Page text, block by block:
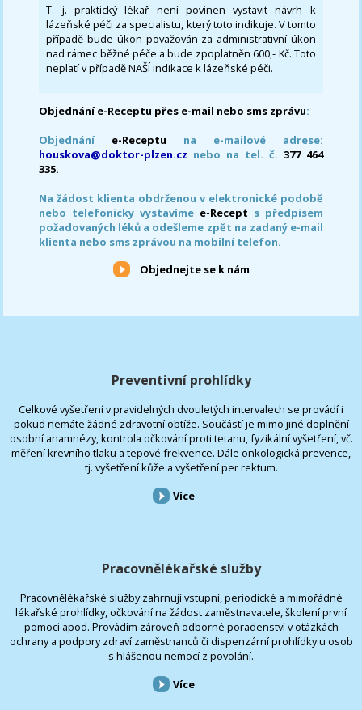
T. j. praktický lékař není povinen vystavit návrh k
lázeňské péči za specialistu, který toto indikuje. V tomto
případě bude úkon považován za administrativní úkon
nad rámec běžné péče a bude zpoplatněn 600,- Kč. Toto
neplatí v případě NAŠÍ indikace k lázeňské péči.
Objednání e-Receptu přes e-mail nebo sms zprávu:
Objednání e-Receptu na e-mailové adrese:
houskova@doktor-plzen.cz nebo na tel. č. 377 464
335.
Na žádost klienta obdrženou v elektronické podobě
nebo telefonicky vystavíme e-Recept s předpisem
požadovaných léků a odešleme zpět na zadaný e-mail
klienta nebo sms zprávou na mobilní telefon.
Objednejte se k nám
Preventivní prohlídky
Celkové vyšetření v pravidelných dvouletých intervalech se provádí i
pokud nemáte žádné zdravotní obtíže. Součástí je mimo jiné doplnění
osobní anamnézy, kontrola očkování proti tetanu, fyzikální vyšetření, vč.
měření krevního tlaku a tepové frekvence. Dále onkologická prevence,
tj. vyšetření kůže a vyšetření per rektum.
Více
Pracovnělékařské služby
Pracovnělékařské služby zahrnují vstupní, periodické a mimořádné
lékařské prohlídky, očkování na žádost zaměstnavatele, školení první
pomoci apod. Provádím zároveň odborné poradenství v otázkách
ochrany a podpory zdraví zaměstnanců či dispenzární prohlídky u osob
s hlášenou nemocí z povolání.
Více